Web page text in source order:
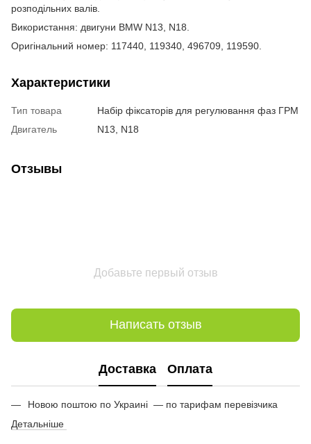
розподільних валів.
Використання: двигуни BMW N13, N18.
Оригінальний номер: 117440, 119340, 496709, 119590.
Характеристики
Тип товара
Набір фіксаторів для регулювання фаз ГРМ
Двигатель
N13, N18
Отзывы
Добавьте первый отзыв
Написать отзыв
Доставка Оплата
Новою поштою по Украині — по тарифам перевізчика
Детальніше